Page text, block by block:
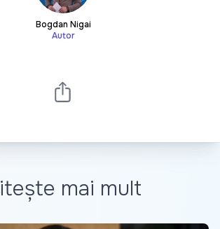
Bogdan Nigai
Autor
mai mult